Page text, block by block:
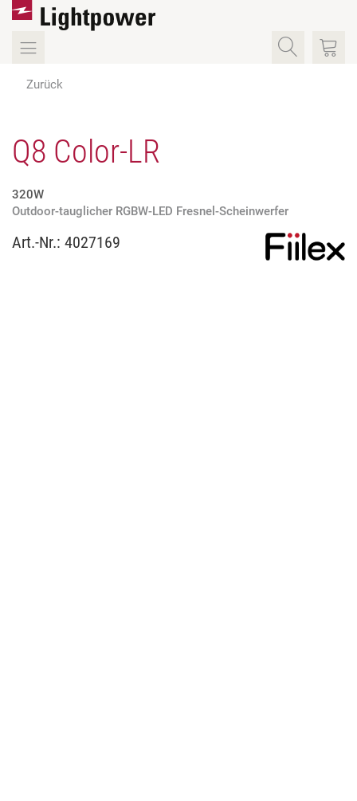
Zurück
Q8 Color-LR
320W
Outdoor-tauglicher RGBW-LED Fresnel-Scheinwerfer
Art.-Nr.: 4027169